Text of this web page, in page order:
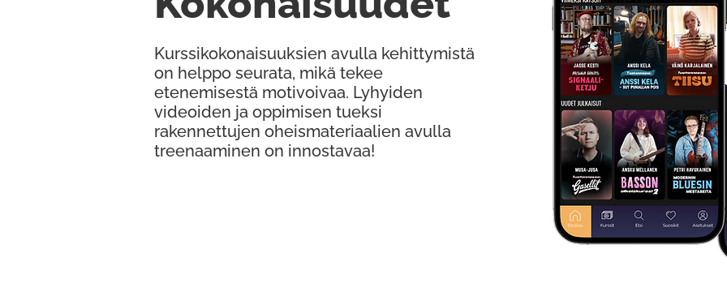
Kurssikokonaisuuksien avulla kehittymistä
on helppo seurata, mikä tekee
etenemisestä motivoivaa. Lyhyiden
videoiden ja oppimisen tueksi
rakennettujen oheismateriaalien avulla
treenaaminen on innostavaa!